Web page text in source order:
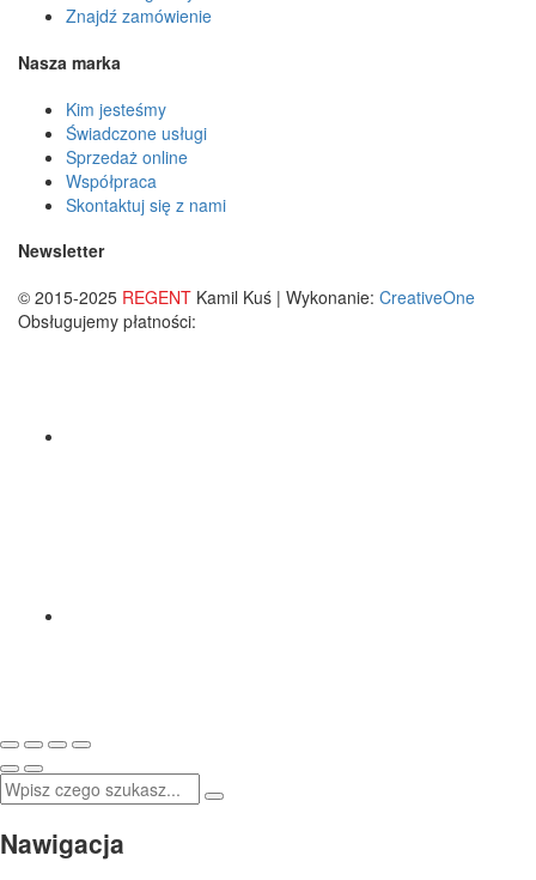
Znajdź zamówienie
Nasza marka
Kim jesteśmy
Świadczone usługi
Sprzedaż online
Współpraca
Skontaktuj się z nami
Newsletter
© 2015-2025 REGENT Kamil Kuś | Wykonanie: CreativeOne
Obsługujemy płatności:
Nawigacja